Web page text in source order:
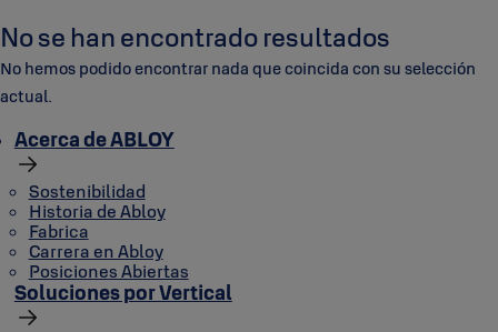
No se han encontrado resultados
No hemos podido encontrar nada que coincida con su selección
actual.
Acerca de ABLOY
Sostenibilidad
Historia de Abloy
Fabrica
Carrera en Abloy
Posiciones Abiertas
Soluciones por Vertical